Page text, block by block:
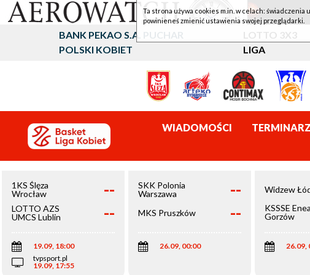
BANK PEKAO S.A. PUCHAR
POLSKI KOBIET
LOTTO 3X3
LIGA
WIADOMOŚCI TERMINARZ
1KS Ślęza
Wrocław
--
LOTTO AZS
UMCS Lublin
--
19.09, 18:00
tvpsport.pl
19.09, 17:55
SKK Polonia
Warszawa
--
MKS Pruszków --
26.09, 00:00
Widzew
KSSSE
Gorzów
26.09,
Ta strona używa cookies m.in. w celach:
powinieneś zmienić ustawienia swojej przeglądarki.